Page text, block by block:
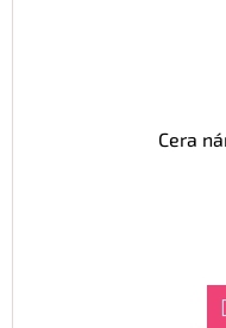
Cera